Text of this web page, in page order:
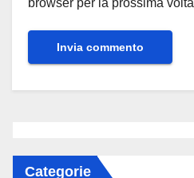
Categorie